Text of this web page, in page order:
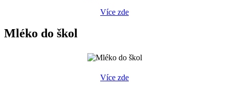
Více zde
Mléko do škol
Více zde